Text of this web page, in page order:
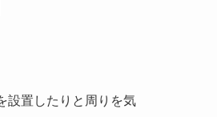
設置したりと周りを気